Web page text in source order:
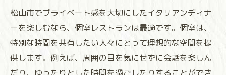
松山市でプライベート感を大切にしたイタリアンディナ
ーを楽しむなら、個室レストランは最適です。個室は、
特別な時間を共有したい人々にとって理想的な空間を提
供します。例えば、周囲の目を気にせずに会話を楽しん